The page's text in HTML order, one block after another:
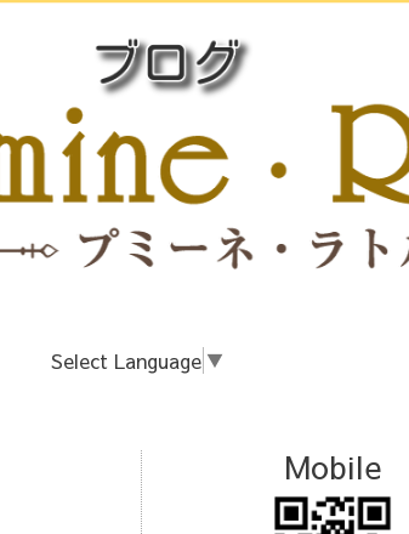
Select Language ▼
Mobile